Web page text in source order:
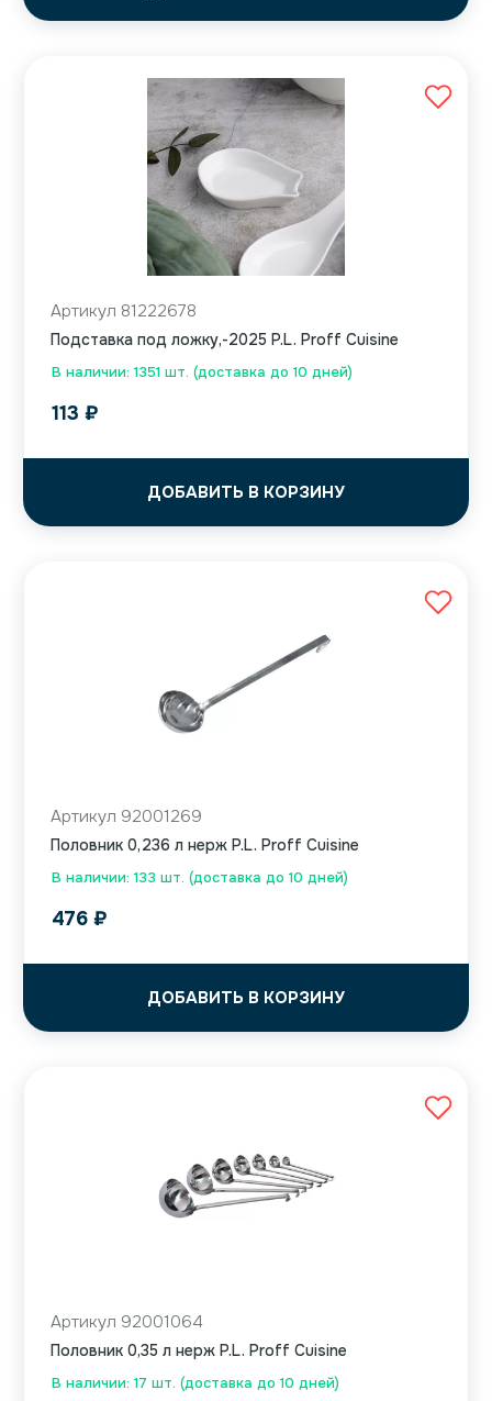
В наличии: 1351 шт. (доставка до 10 дней)
Артикул 81222678
Подставка под ложку,-2025 P.L. Proff Cuisine
113 ₽
ДОБАВИТЬ В КОРЗИНУ
В наличии: 133 шт. (доставка до 10 дней)
Артикул 92001269
Половник 0,236 л нерж P.L. Proff Cuisine
476 ₽
ДОБАВИТЬ В КОРЗИНУ
В наличии: 17 шт. (доставка до 10 дней)
Артикул 92001064
Половник 0,35 л нерж P.L. Proff Cuisine